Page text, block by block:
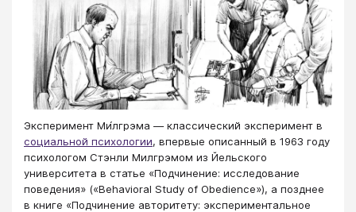
Эксперимент Ми́лгрэма — классический эксперимент в
социальной психологии, впервые описанный в 1963 году
психологом Стэнли Милгрэмом из Йельского
университета в статье «Подчинение: исследование
поведения» («Behavioral Study of Obedience»), а позднее
в книге «Подчинение авторитету: экспериментальное